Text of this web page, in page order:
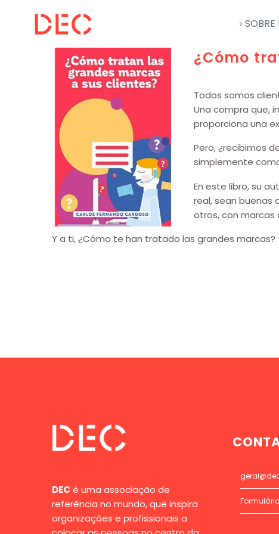
SOBRE
¿Cómo
Todos somos
Una compra que,
proporciona una
Pero, ¿recibimos
simplemente
En este libro, su
real, sean buenas
otros, con
Y a ti, ¿Cómo te han tratado las grandes marcas?
DEC é uma associação de
referência no mundo, que inspira
organizações e profissionais a